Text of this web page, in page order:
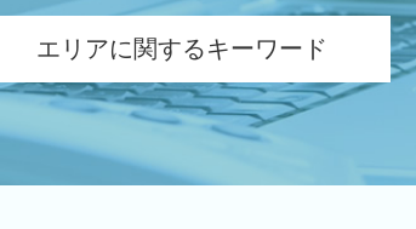
創業 融資 税理士
株式会社 合同会社
事業計画書 収支計画
会社事業 計画書
創業 サポート 事業
エリアに関するキーワード
相続 税理士 相談 加茂市
相続 税理士 相談 新津駅
創業支援 税理士 相談 新潟市東区